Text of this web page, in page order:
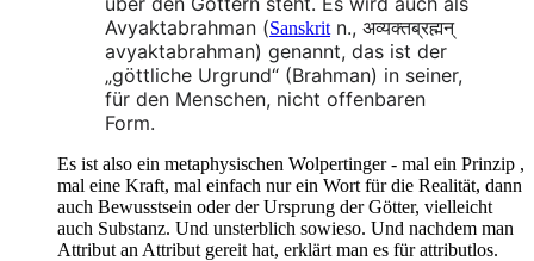
Avyaktabrahman (Sanskrit n., अव्यक्तब्रह्मन्
avyaktabrahman) genannt, das ist der
„göttliche Urgrund“ (Brahman) in seiner,
für den Menschen, nicht offenbaren
Form.
Es ist also ein metaphysischen Wolpertinger - mal ein Prinzip ,
mal eine Kraft, mal einfach nur ein Wort für die Realität, dann
auch Bewusstsein oder der Ursprung der Götter, vielleicht
auch Substanz. Und unsterblich sowieso. Und nachdem man
Attribut an Attribut gereit hat, erklärt man es für attributlos.